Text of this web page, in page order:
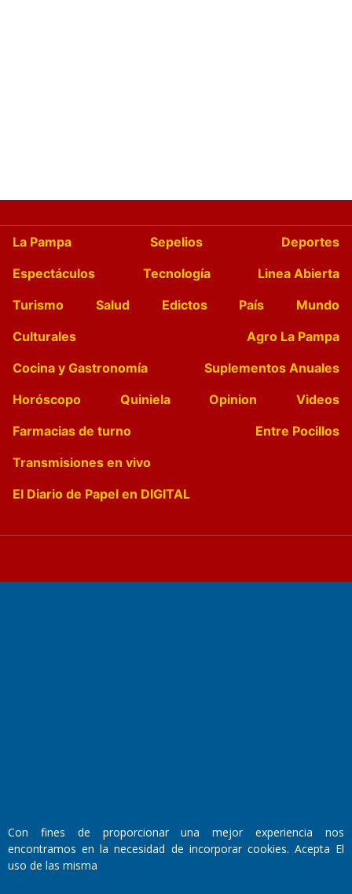
La Pampa Sepelios
Deportes
Espectáculos
Tecnología
Linea Abierta
Turismo
Salud Edictos País
Mundo
Culturales
Agro La Pampa
Cocina y Gastronomía
Suplementos Anuales
Horóscopo
Quiniela Opinion
Videos
Farmacias de turno
Entre Pocillos
Transmisiones en vivo
El Diario de Papel en DIGITAL
Domicilio Legal: José Ingenieros 855,
Con fines de proporcionar una mejor experiencia nos
encontramos en la necesidad de incorporar cookies. Acepta El
uso de las misma